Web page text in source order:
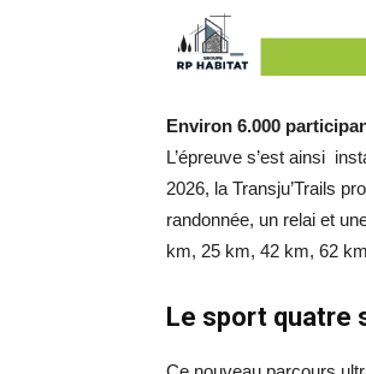
Environ 6.000
L’épreuve s’est ainsi
2026, la Transju’Trails
randonnée, un relai et
km, 25 km, 42 km, 62
Le sport quatre